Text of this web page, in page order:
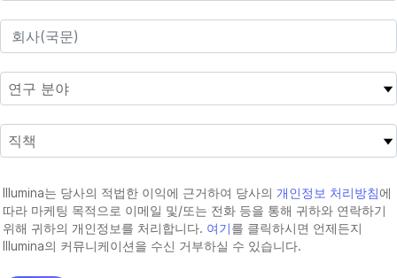
Illumina는 당사의 적법한 이익에 근거하여 당사의 개인정보 처리방침에
따라 마케팅 목적으로 이메일 및/또는 전화 등을 통해 귀하와 연락하기
위해 귀하의 개인정보를 처리합니다. 여기를 클릭하시면 언제든지
Illumina의 커뮤니케이션을 수신 거부하실 수 있습니다.